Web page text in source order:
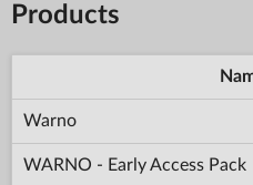
Products
Warno
WARNO - Early Access Pack